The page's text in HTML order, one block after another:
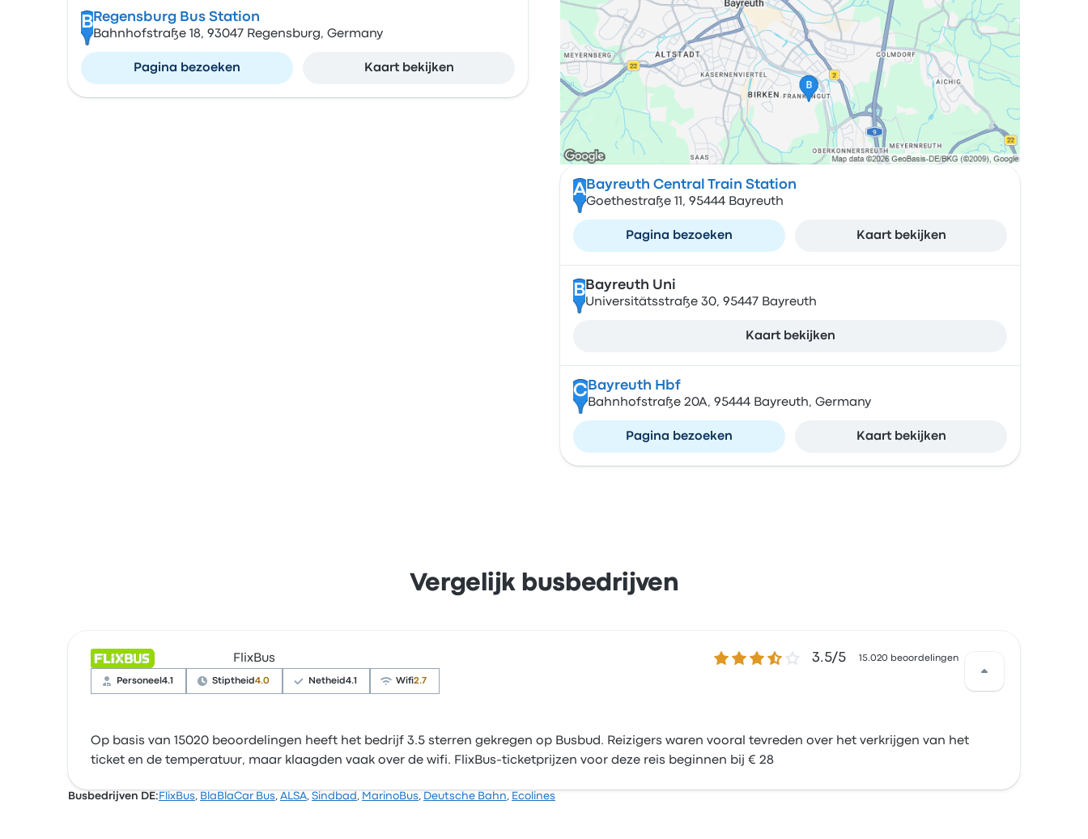
B Regensburg Bus Station
Bahnhofstraße 18, 93047 Regensburg, Germany
Pagina bezoeken Kaart bekijken
A Bayreuth Central Train Station
Goethestraße 11, 95444 Bayreuth
Pagina bezoeken Kaart bekijken
B Bayreuth Uni
Universitätsstraße 30, 95447 Bayreuth
Kaart bekijken
CBayreuth Hbf
Bahnhofstraße 20A, 95444 Bayreuth, Germany
Pagina bezoeken Kaart bekijken
Vergelijk busbedrijven
FlixBus 3.5 van de 5 sterren3.5/5 15.020 beoordelingen
Personeel 4.1 Stiptheid 4.0 Netheid 4.1 Wifi2.7
Op basis van 15020 beoordelingen heeft het bedrijf 3.5 sterren gekregen op Busbud. Reizigers waren vooral tevreden over het verkrijgen van het
ticket en de temperatuur, maar klaagden vaak over de wifi. FlixBus-ticketprijzen voor deze reis beginnen bij € 28
Busbedrijven DE: FlixBus, BlaBlaCar Bus, ALSA, Sindbad , MarinoBus, Deutsche Bahn, Ecolines